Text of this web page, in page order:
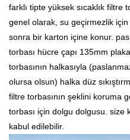
farklı tipte yüksek sıcaklık filtre
genel olarak, su geçirmezlik için
sonra bir karton içine konur.
torbası hücre çapı 135mm
torbasının halkasıyla
olursa olsun) halka düz
filtre torbasının şeklini koruma
torbası için dolgu dolgusu. size
kabul edilebilir.